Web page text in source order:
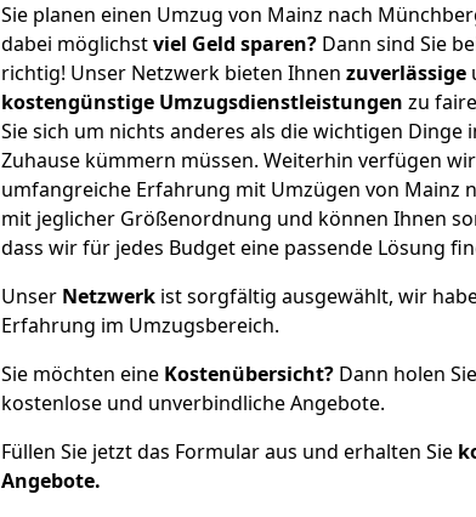
Sie planen einen Umzug von Mainz nach
dabei möglichstviel Geld sparen? Dann sind Sie
richtig! Unser Netzwerk bieten Ihnen zuverlässige
kostengünstige Umzugsdienstleistungen zu
Sie sich um nichts anderes als die wichtigen Dinge
Zuhause kümmern müssen. Weiterhin verfügen
umfangreiche Erfahrung mit Umzügen von Mainz
mit jeglicher Größenordnung und können Ihnen
dass wir für jedes Budget eine passende Lösung
Unser Netzwerk ist sorgfältig ausgewählt, wir
Erfahrung im Umzugsbereich.
Sie möchten eine Kostenübersicht? Dann holen
kostenlose und unverbindliche Angebote.
Füllen Sie jetzt das Formular aus und erhalten Sie
Angebote.